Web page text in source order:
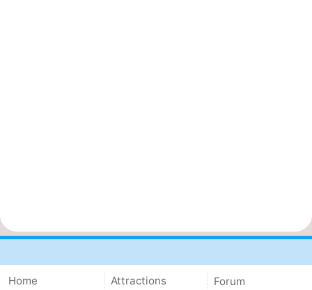
Home
Attractions
Forum